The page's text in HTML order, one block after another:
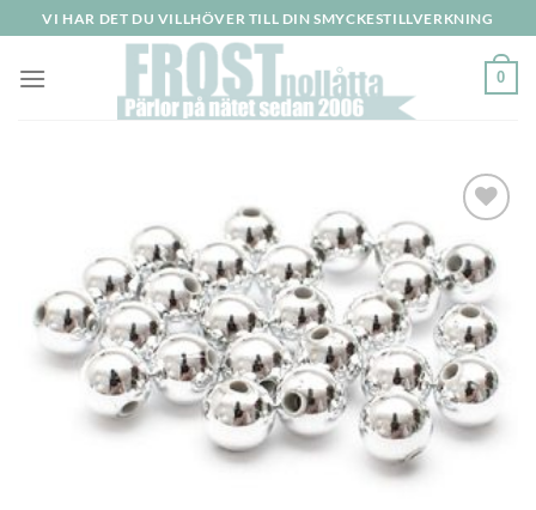
to
content
VI HAR DET DU VILLHÖVER TILL DIN SMYCKESTILLVERKNING
0